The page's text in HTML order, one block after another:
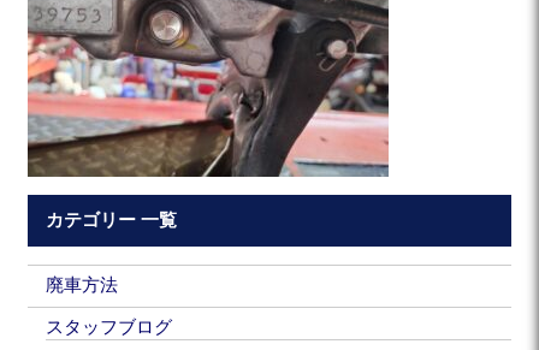
カテゴリー 一覧
廃車方法
スタッフブログ